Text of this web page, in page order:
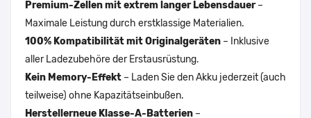
Premium-Zellen mit extrem langer Lebensdauer–
Maximale Leistung durch erstklassige Materialien.
100% Kompatibilität mit Originalgeräten – Inklusive
aller Ladezubehöre der Erstausrüstung.
Kein Memory-Effekt – Laden Sie den Akku jederzeit (auch
teilweise) ohne Kapazitätseinbußen.
Herstellerneue Klasse-A-Batterien –